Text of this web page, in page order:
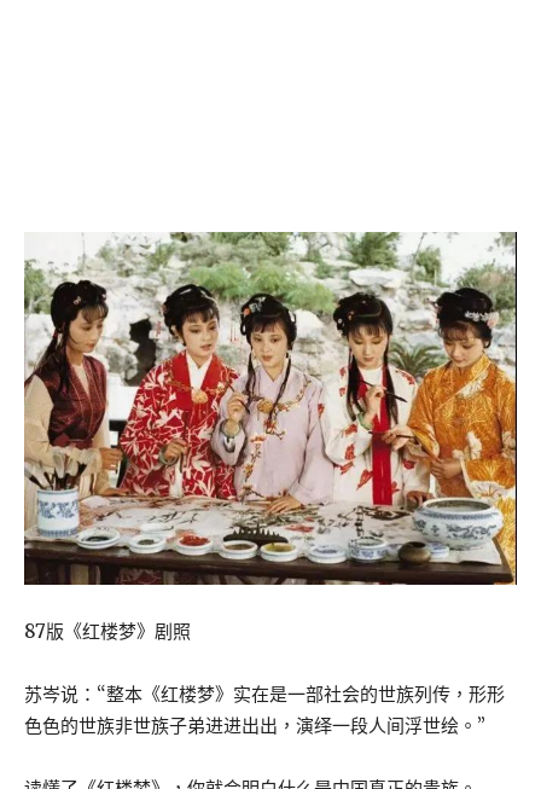
87版《红楼梦》剧照
苏岑说：“整本《红楼梦》实在是一部社会的世族列传，形形
色色的世族非世族子弟进进出出，演绎一段人间浮世绘。”